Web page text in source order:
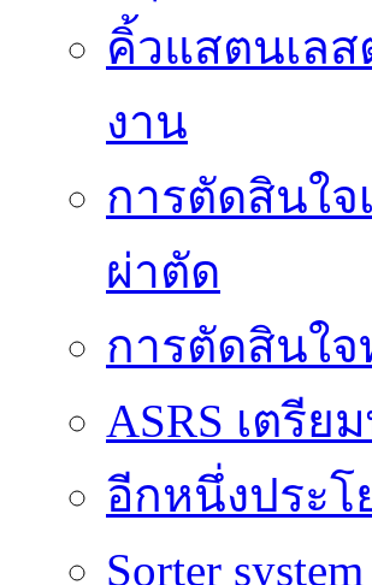
คิ้วแสตนเล
งาน
การตัดสินใ
ผ่าตัด
การตัดสินใจ
ASRS เตรี
อีกหนึ่งประโ
Sorter